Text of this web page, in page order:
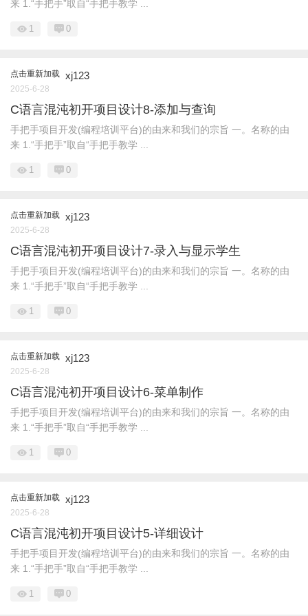
来 1.“手把手”取自“手把手教学 ...
1 0
点击重新加载 xj123
2025-6-28
C语言混沌初开项目设计8-添加与查询
手把手项目开发(编程培训平台)的由来和我们的宗旨 一。名称的由
来 1.“手把手”取自“手把手教学 ...
1 0
点击重新加载 xj123
2025-6-28
C语言混沌初开项目设计7-录入与显示学生
手把手项目开发(编程培训平台)的由来和我们的宗旨 一。名称的由
来 1.“手把手”取自“手把手教学 ...
1 0
点击重新加载 xj123
2025-6-28
C语言混沌初开项目设计6-菜单制作
手把手项目开发(编程培训平台)的由来和我们的宗旨 一。名称的由
来 1.“手把手”取自“手把手教学 ...
1 0
点击重新加载 xj123
2025-6-28
C语言混沌初开项目设计5-详细设计
手把手项目开发(编程培训平台)的由来和我们的宗旨 一。名称的由
来 1.“手把手”取自“手把手教学 ...
1 0